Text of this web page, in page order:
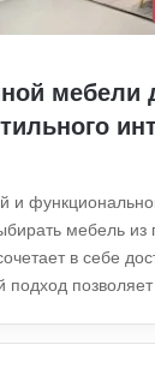
мебели
и
мебель
в себе
подход позволяет